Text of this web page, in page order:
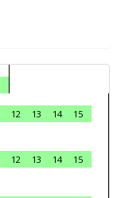
12 13 14
15
12 13 14
15